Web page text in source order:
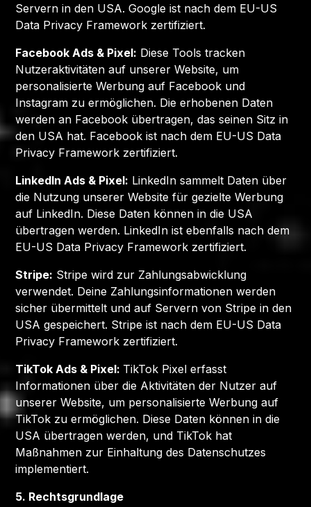
Servern in den USA. Google ist nach dem EU-US
Data Privacy Framework zertifiziert.
Facebook Ads & Pixel: Diese Tools tracken
Nutzeraktivitäten auf unserer Website, um
personalisierte Werbung auf Facebook und
Instagram zu ermöglichen. Die erhobenen Daten
werden an Facebook übertragen, das seinen Sitz in
den USA hat. Facebook ist nach dem EU-US Data
Privacy Framework zertifiziert.
LinkedIn Ads & Pixel: LinkedIn sammelt Daten über
die Nutzung unserer Website für gezielte Werbung
auf LinkedIn. Diese Daten können in die USA
übertragen werden. LinkedIn ist ebenfalls nach dem
EU-US Data Privacy Framework zertifiziert.
Stripe: Stripe wird zur Zahlungsabwicklung
verwendet. Deine Zahlungsinformationen werden
sicher übermittelt und auf Servern von Stripe in den
USA gespeichert. Stripe ist nach dem EU-US Data
Privacy Framework zertifiziert.
TikTok Ads & Pixel: TikTok Pixel erfasst
Informationen über die Aktivitäten der Nutzer auf
unserer Website, um personalisierte Werbung auf
TikTok zu ermöglichen. Diese Daten können in die
USA übertragen werden, und TikTok hat
Maßnahmen zur Einhaltung des Datenschutzes
implementiert.
5. Rechtsgrundlage